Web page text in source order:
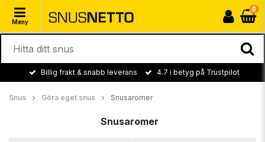
Meny
0
Billig frakt & snabb leverans 4.7 i betyg på Trustpilot
Snus Göra eget snus Snusaromer
Snusaromer